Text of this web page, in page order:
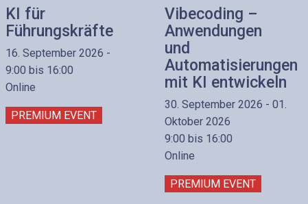
KI für
Führungskräfte
16. September 2026 -
9:00 bis 16:00
Online
PREMIUM EVENT
Vibecoding –
Anwendungen
und
Automatisierungen
mit KI entwickeln
30. September 2026 - 01.
Oktober 2026
9:00 bis 16:00
Online
PREMIUM EVENT